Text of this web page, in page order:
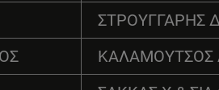
ΣΤΡΟΥΓΓΑΡΗΣ
ΚΑΛΑΜΟΥΤΣΟΣ